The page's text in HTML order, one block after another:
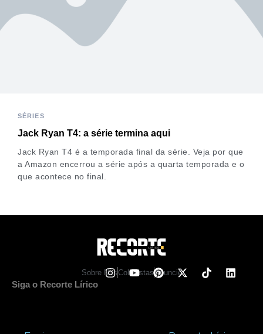
SÉRIES
Jack Ryan T4: a série termina aqui
Jack Ryan T4 é a temporada final da série. Veja por que
a Amazon encerrou a série após a quarta temporada e o
que acontece no final.
Sobre NosColunistasAnuncie
Siga o Recorte Lírico